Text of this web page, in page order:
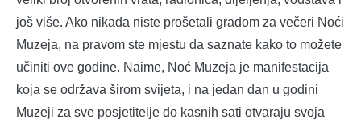
još više. Ako nikada niste prošetali gradom za večeri Noći
Muzeja, na pravom ste mjestu da saznate kako to možete
učiniti ove godine. Naime, Noć Muzeja je manifestacija
koja se održava širom svijeta, i na jedan dan u godini
Muzeji za sve posjetitelje do kasnih sati otvaraju svoja